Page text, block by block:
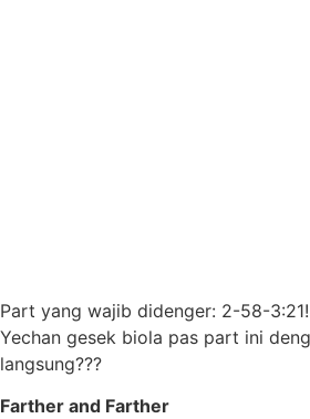
Part yang wajib didenger: 2-58-
Yechan gesek biola pas part ini
langsung???
Farther and Farther